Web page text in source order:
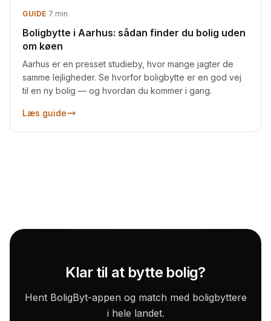
GUIDE·7 min
Boligbytte i Aarhus: sådan finder du bolig uden
om køen
Aarhus er en presset studieby, hvor mange jagter de
samme lejligheder. Se hvorfor boligbytte er en god vej
til en ny bolig — og hvordan du kommer i gang.
Læs guide
Klar til at bytte bolig?
Hent BoligByt-appen og match med boligbyttere
i hele landet.